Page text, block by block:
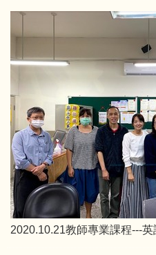
2020.10.21教師專業課程---